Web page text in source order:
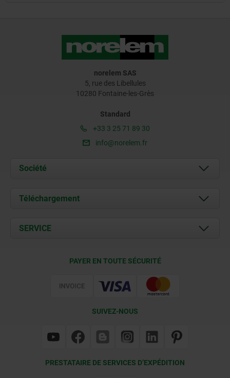
norelem SAS
5, rue des Libellules
10280 Fontaine-les-Grès
Standard
+33 3 25 71 89 30
info@norelem.fr
Société
À propos de nous
Contact
Téléchargement
Documents
SERVICE
PAYER EN TOUTE SÉCURITÉ
SUIVEZ-NOUS
PRESTATAIRE DE SERVICES D’EXPÉDITION